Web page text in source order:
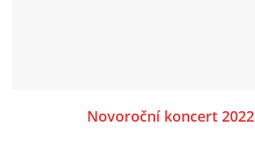
Novoroční koncert 2022